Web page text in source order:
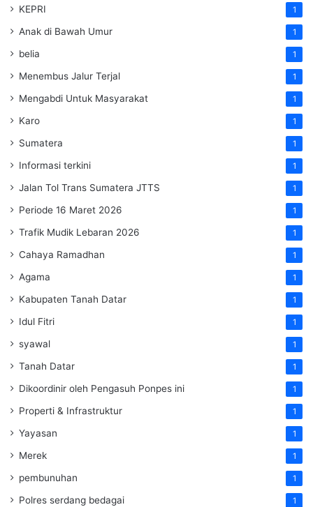
KEPRI 1
Anak di Bawah Umur 1
belia 1
Menembus Jalur Terjal 1
Mengabdi Untuk Masyarakat 1
Karo 1
Sumatera 1
Informasi terkini 1
Jalan Tol Trans Sumatera JTTS 1
Periode 16 Maret 2026 1
Trafik Mudik Lebaran 2026 1
Cahaya Ramadhan 1
Agama 1
Kabupaten Tanah Datar 1
Idul Fitri 1
syawal 1
Tanah Datar 1
Dikoordinir oleh Pengasuh Ponpes ini 1
Properti & Infrastruktur 1
Yayasan 1
Merek 1
pembunuhan 1
Polres serdang bedagai 1